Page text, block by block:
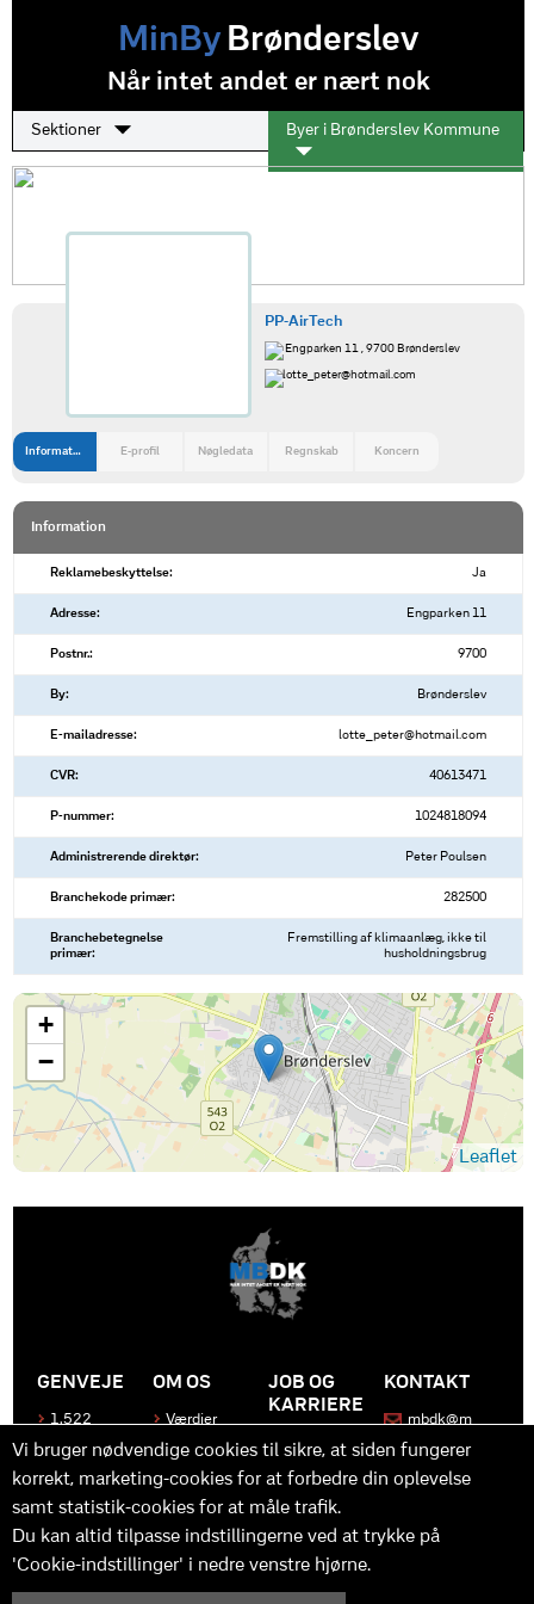
MinByBrønderslev
Når intet andet er nært nok
Sektioner Byer i Brønderslev Kommune
PP-AirTech
Engparken 11 , 9700 Brønderslev
lotte_peter@hotmail.com
Information E-profil Nøgledata Regnskab Koncern
Information
Reklamebeskyttelse: Ja
Adresse: Engparken 11
Postnr.: 9700
By: Brønderslev
E-mailadresse: lotte_peter@hotmail.com
CVR: 40613471
P-nummer: 1024818094
Administrerende direktør: Peter Poulsen
Branchekode primær: 282500
Branchebetegnelse
primær:
Fremstilling af klimaanlæg, ikke til
husholdningsbrug
+
−
Leaflet
GENVEJE
1.522
Produkter
Kontakt
os
OM OS
Værdier
Historen
bag
MBDK
Hvad gør
os unikke
JOB OG
KARRIERE
Bliv en del
af MBDK
Vores
team
og
udvikling
KONTAKT
mbdk@m
Vi bruger nødvendige cookies til sikre, at siden fungerer
korrekt, marketing-cookies for at forbedre din oplevelse
samt statistik-cookies for at måle trafik.
Du kan altid tilpasse indstillingerne ved at trykke på
'Cookie-indstillinger' i nedre venstre hjørne.